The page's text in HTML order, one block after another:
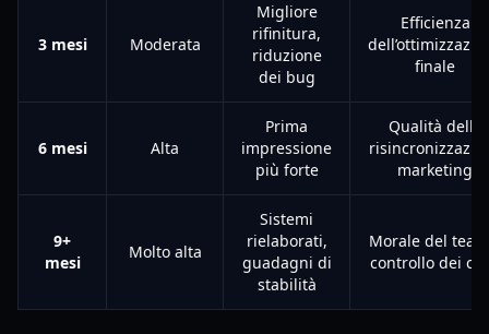
3 mesi Moderata
Migliore
rifinitura,
riduzione
dei bug
Efficienza
finale
6 mesi Alta
Prima
impressione
più forte
Qualità della
marketing
9+
mesi
Molto alta
Sistemi
rielaborati,
guadagni di
stabilità
Morale del
controllo dei